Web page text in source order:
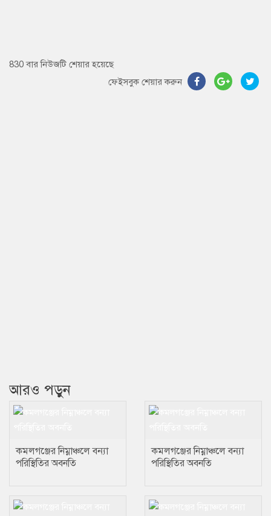
830 বার নিউজটি শেয়ার হয়েছে
ফেইসবুক শেয়ার করুন
আরও পড়ুন
কমলগঞ্জের নিম্নাঞ্চলে বন্যা
পরিস্থিতির অবনতি
কমলগঞ্জের নিম্নাঞ্চলে বন্যা
পরিস্থিতির অবনতি